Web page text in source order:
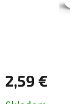
2,59 €